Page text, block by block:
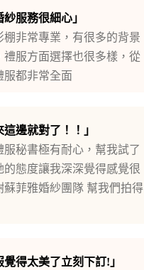
紗服務很細心」
棚非常專業，有很多的背景
禮服方面選擇也很多樣，從
服都非常全面
這邊就對了！！」
服秘書極有耐心，幫我試了
的態度讓我深深覺得感覺很
蘇菲雅婚紗團隊 幫我們拍得
覺得太美了立刻下訂!」